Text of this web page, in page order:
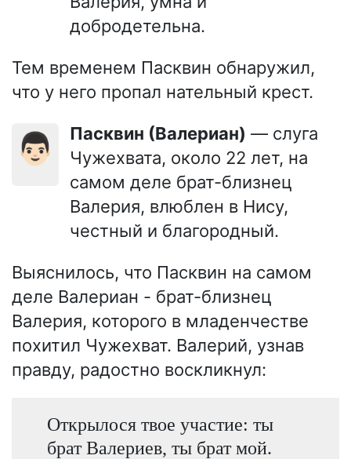
добродетельна.
Тем временем Пасквин обнаружил,
что у него пропал нательный крест.
👨🏻 Пасквин (Валериан) — слуга
Чужехвата, около 22 лет, на
самом деле брат-близнец
Валерия, влюблен в Нису,
честный и благородный.
Выяснилось, что Пасквин на самом
деле Валериан - брат-близнец
Валерия, которого в младенчестве
похитил Чужехват. Валерий, узнав
правду, радостно воскликнул:
Открылося твое участие: ты
брат Валериев, ты брат мой.